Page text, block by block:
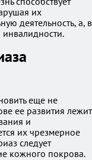
их
деятельность, а, в
инвалидности.
еще не
ее развития лежит
и
их чрезмерное
следует
кожного покрова.